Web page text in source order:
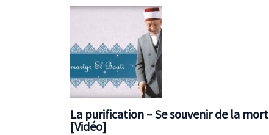
La purification – Se souvenir de la mort
[Vidéo]